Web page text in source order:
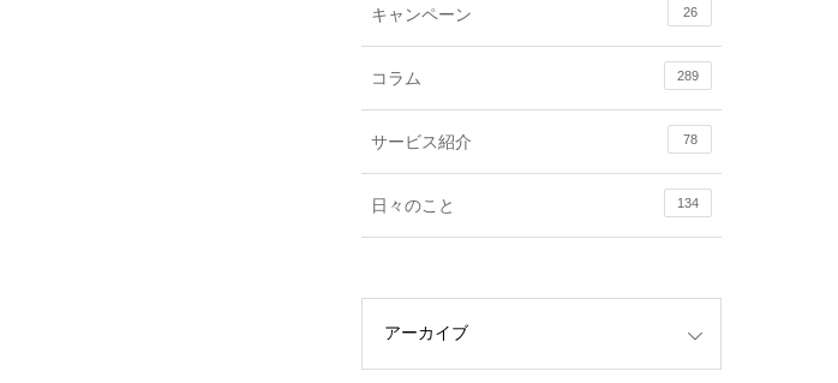
キャンペーン 26
コラム 289
サービス紹介 78
日々のこと 134